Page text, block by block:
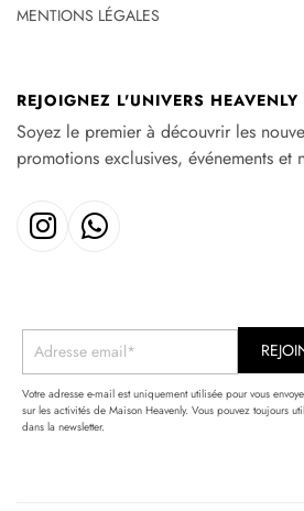
MENTIONS LÉGALES
REJOIGNEZ L'UNIVERS HEAVENLY
Soyez le premier à découvrir les
promotions exclusives, événements et
Votre adresse e-mail est uniquement utilisée pour vous
sur les activités de Maison Heavenly. Vous pouvez toujours
dans la newsletter.